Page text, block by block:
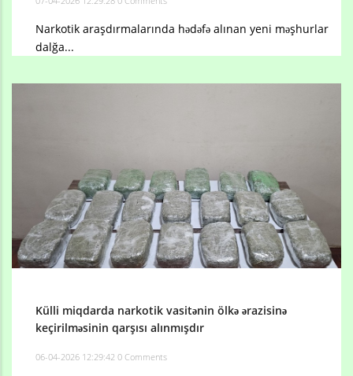
Narkotik araşdırmalarında hədəfə alınan yeni məşhurlar
dalğa...
Külli miqdarda narkotik vasitənin ölkə ərazisinə
keçirilməsinin qarşısı alınmışdır
06-04-2026 12:29:42 0 Comments